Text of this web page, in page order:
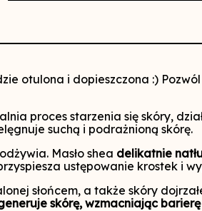
otulona i dopieszczona :)
proces starzenia się skóry,
suchą i podrażnioną skórę.
Masło shea delikatnie
ustępowanie krostek i
słońcem, a także skóry
skórę, wzmacniając